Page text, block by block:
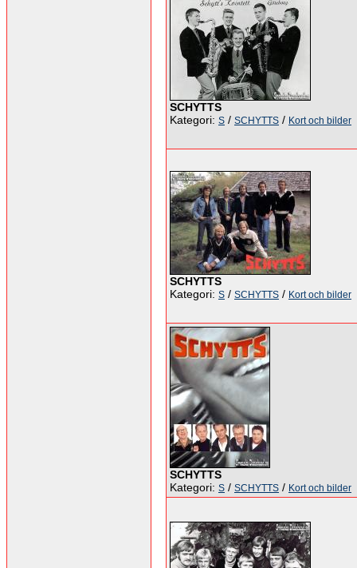
SCHYTTS
Kategori: S / SCHYTTS / Kort och bilder
SCHYTTS
Kategori: S / SCHYTTS / Kort och bilder
SCHYTTS
Kategori: S / SCHYTTS / Kort och bilder